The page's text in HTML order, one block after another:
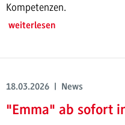
Kompetenzen.
weiterlesen
18.03.2026 | News
"Emma" ab sofort